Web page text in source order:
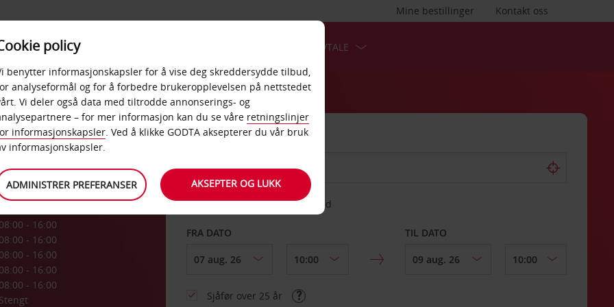
Kontakt oss
Mine bestillinger
PRODUKTER BEDRIFTSAVTALE
08:00 - 16:00
08:00 - 16:00
08:00 - 16:00
08:00 - 16:00
08:00 - 16:00
Stengt
HENT FRA
Velg et annet leveringssted
FRA DATO TIL DATO
Sjåfør over 25 år
policy
benytter informasjonskapsler for å vise deg skreddersydde tilbud,
analyseformål og for å forbedre brukeropplevelsen på nettstedet
Vi deler også data med tiltrodde annonserings- og
– for mer informasjon kan du se våre retningslinjer
informasjonskapsler. Ved å klikke GODTA aksepterer du vår bruk
informasjonskapsler.
ADMINISTRER PREFERANSER AKSEPTER OG LUKK